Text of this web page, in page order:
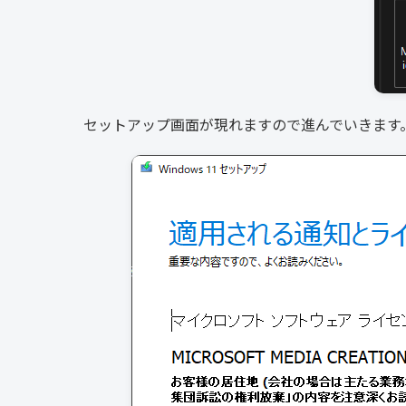
セットアップ画面が現れますので進んでいきます